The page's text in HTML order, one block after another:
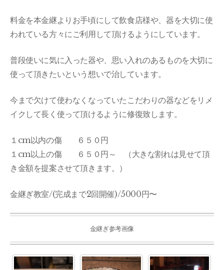
料金を本金継よりお手頃にして飲食店様や、器を大切に使
われている方々にご利用して頂けるようにしています。
普段使いに気に入った器や、思い入れのあるものを大切に
使って頂きたいという想いで治しています。
今まで欠けて使わなくなっていたこだわりの器などをリメ
イクして長く使って頂けるように修復致します。
１cm以内の傷 ６５０円
１cm以上の傷 ６５０円～ （大きな割れは見せて頂
き金額を提案させて頂きます。）
金継ぎ教室/(完成まで2回開催)/5000円〜
金継ぎ参考画像